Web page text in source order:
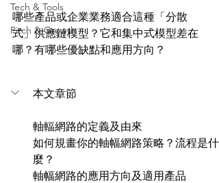
Tech & Tools
Pitch & Growth
哪些產品或企業業務適合這種「分散
式」供應鏈模型？它和集中式模型差在
哪？有哪些優缺點和應用方向？
本文章節
軸輻網路的定義及由來
如何規畫你的軸幅網路策略？流程是什
麼？
軸幅網路的應用方向及適用產品